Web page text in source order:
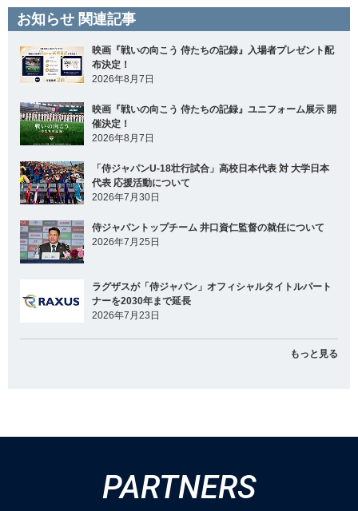
お知らせ 関連記事
映画『戦いの向こう 侍たちの記録』入場者プレゼント配
布決定！
2026年8月7日
映画『戦いの向こう 侍たちの記録』ユニフォーム展示 開
催決定！
2026年8月7日
「侍ジャパンU-18壮行試合」高校日本代表 対 大学日本
代表 応援活動について
2026年7月30日
侍ジャパントップチーム 井口資仁監督の就任について
2026年7月25日
ラグザスが「侍ジャパン」オフィシャルタイトルパート
ナーを2030年まで延長
2026年7月23日
もっと見る
PARTNERS